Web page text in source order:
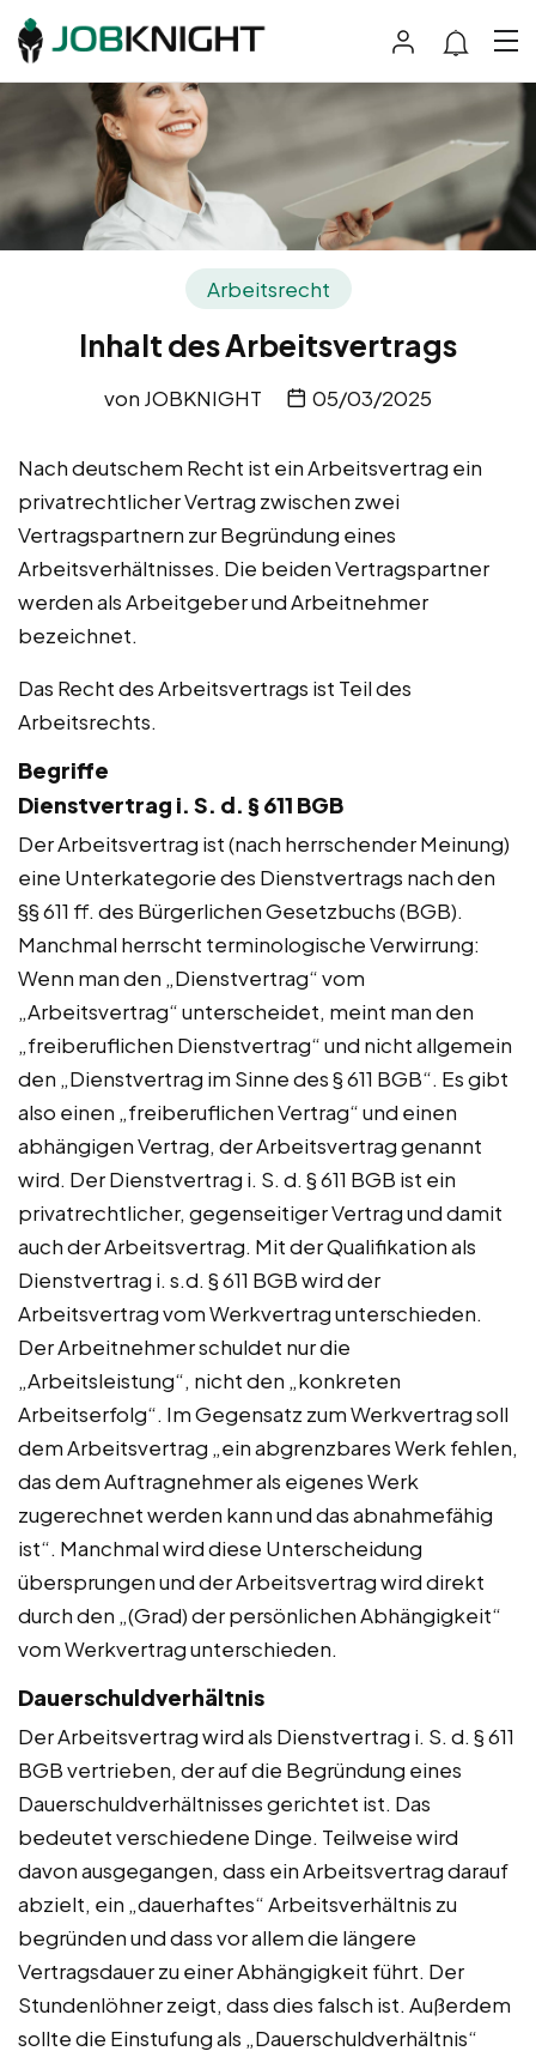
Arbeitsrecht
Inhalt des Arbeitsvertrags
von JOBKNIGHT 05/03/2025
Nach deutschem Recht ist ein Arbeitsvertrag ein
privatrechtlicher Vertrag zwischen zwei
Vertragspartnern zur Begründung eines
Arbeitsverhältnisses. Die beiden Vertragspartner
werden als Arbeitgeber und Arbeitnehmer
bezeichnet.
Das Recht des Arbeitsvertrags ist Teil des
Arbeitsrechts.
Begriffe
Dienstvertrag i. S. d. § 611 BGB
Der Arbeitsvertrag ist (nach herrschender Meinung)
eine Unterkategorie des Dienstvertrags nach den
§§ 611 ff. des Bürgerlichen Gesetzbuchs (BGB).
Manchmal herrscht terminologische Verwirrung:
Wenn man den „Dienstvertrag“ vom
„Arbeitsvertrag“ unterscheidet, meint man den
„freiberuflichen Dienstvertrag“ und nicht allgemein
den „Dienstvertrag im Sinne des § 611 BGB“. Es gibt
also einen „freiberuflichen Vertrag“ und einen
abhängigen Vertrag, der Arbeitsvertrag genannt
wird. Der Dienstvertrag i. S. d. § 611 BGB ist ein
privatrechtlicher, gegenseitiger Vertrag und damit
auch der Arbeitsvertrag. Mit der Qualifikation als
Dienstvertrag i. s.d. § 611 BGB wird der
Arbeitsvertrag vom Werkvertrag unterschieden.
Der Arbeitnehmer schuldet nur die
„Arbeitsleistung“, nicht den „konkreten
Arbeitserfolg“. Im Gegensatz zum Werkvertrag soll
dem Arbeitsvertrag „ein abgrenzbares Werk fehlen,
das dem Auftragnehmer als eigenes Werk
zugerechnet werden kann und das abnahmefähig
ist“. Manchmal wird diese Unterscheidung
übersprungen und der Arbeitsvertrag wird direkt
durch den „(Grad) der persönlichen Abhängigkeit“
vom Werkvertrag unterschieden.
Dauerschuldverhältnis
Der Arbeitsvertrag wird als Dienstvertrag i. S. d. § 611
BGB vertrieben, der auf die Begründung eines
Dauerschuldverhältnisses gerichtet ist. Das
bedeutet verschiedene Dinge. Teilweise wird
davon ausgegangen, dass ein Arbeitsvertrag darauf
abzielt, ein „dauerhaftes“ Arbeitsverhältnis zu
begründen und dass vor allem die längere
Vertragsdauer zu einer Abhängigkeit führt. Der
Stundenlöhner zeigt, dass dies falsch ist. Außerdem
sollte die Einstufung als „Dauerschuldverhältnis“